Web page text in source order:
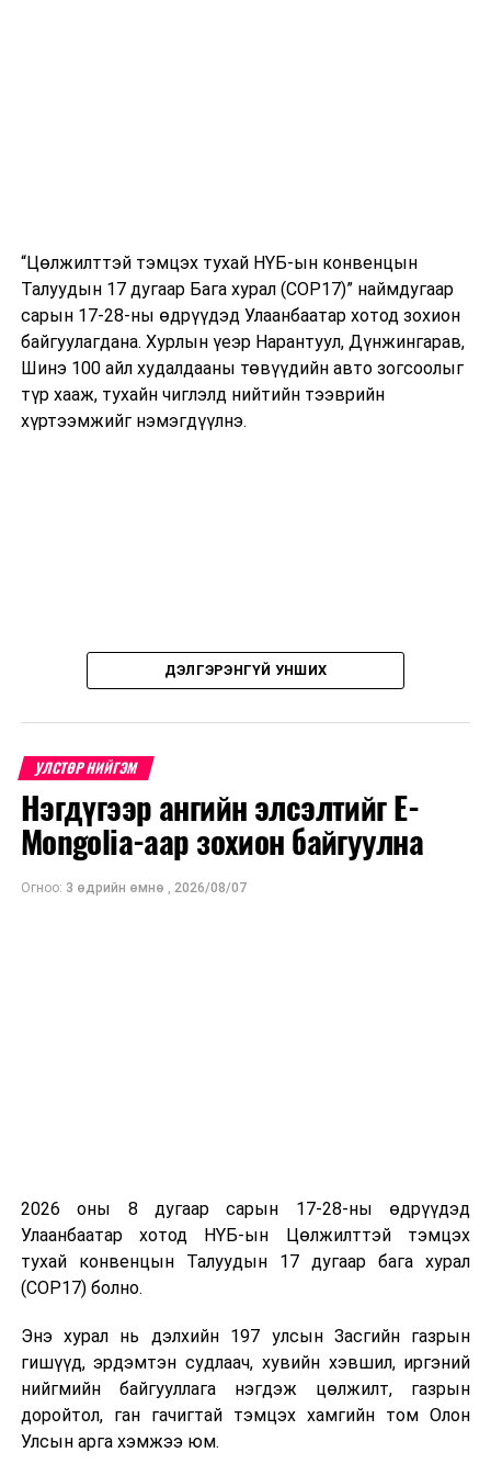
“Цөлжилттэй тэмцэх тухай НҮБ-ын конвенцын
Талуудын 17 дугаар Бага хурал (COP17)” наймдугаар
сарын 17-28-ны өдрүүдэд Улаанбаатар хотод зохион
байгуулагдана. Хурлын үеэр Нарантуул, Дүнжингарав,
Шинэ 100 айл худалдааны төвүүдийн авто зогсоолыг
түр хааж, тухайн чиглэлд нийтийн тээврийн
хүртээмжийг нэмэгдүүлнэ.
ДЭЛГЭРЭНГҮЙ УНШИХ
УЛСТӨР НИЙГЭМ
Нэгдүгээр ангийн элсэлтийг E-
Mongolia-аар зохион байгуулна
Огноо: 3 өдрийн өмнө , 2026/08/07
2026 оны 8 дугаар сарын 17-28-ны өдрүүдэд
Улаанбаатар хотод НҮБ-ын Цөлжилттэй тэмцэх
тухай конвенцын Талуудын 17 дугаар бага хурал
(COP17) болно.
Энэ хурал нь дэлхийн 197 улсын Засгийн газрын
гишүүд, эрдэмтэн судлаач, хувийн хэвшил, иргэний
нийгмийн байгууллага нэгдэж цөлжилт, газрын
доройтол, ган гачигтай тэмцэх хамгийн том Олон
Улсын арга хэмжээ юм.